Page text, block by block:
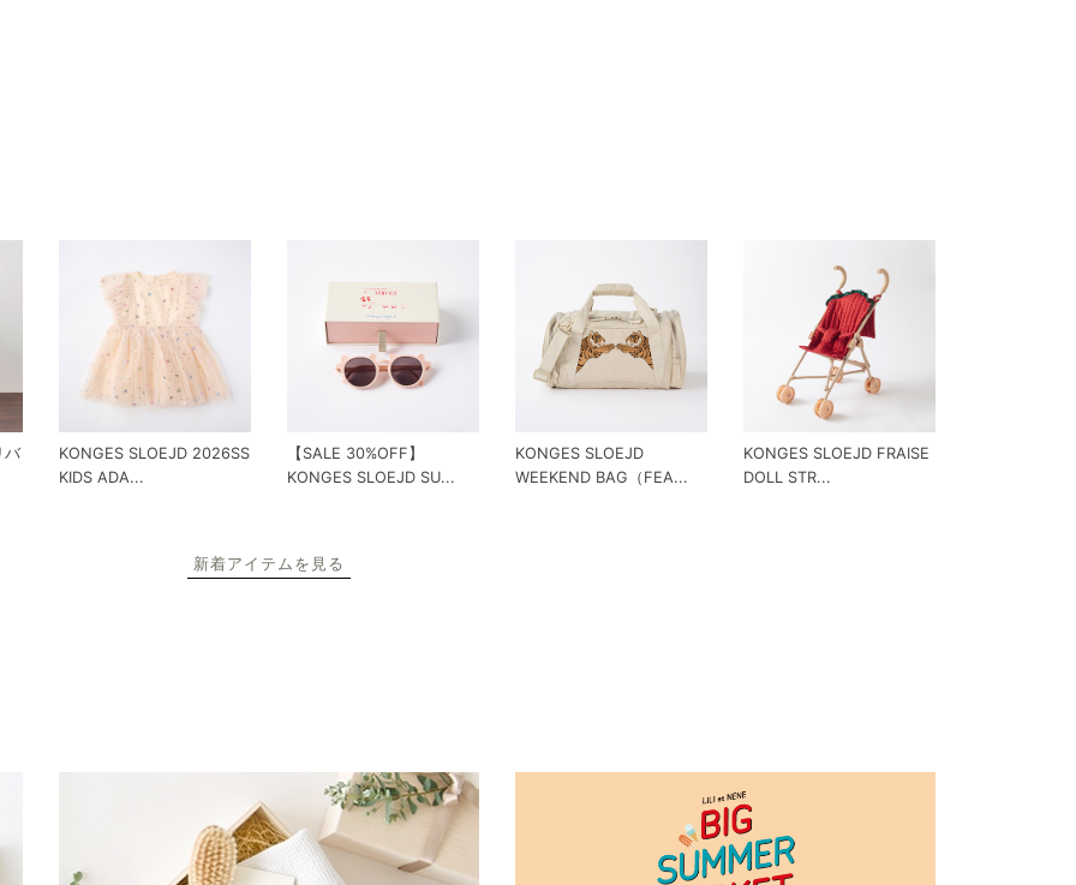
バ
KONGES SLOEJD 2026SS
KIDS ADA...
【SALE 30%OFF】
KONGES SLOEJD SU...
KONGES SLOEJD
WEEKEND BAG（FEA...
KONGES SLOEJD FRAISE
DOLL STR...
新着アイテムを見る